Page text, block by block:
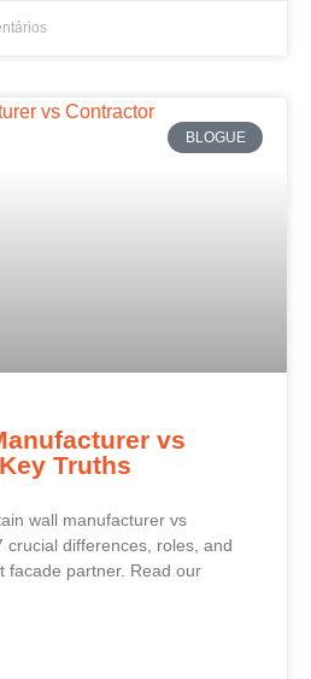
BLOGUE
vs
Truths
wall manufacturer vs
crucial differences, roles, and
facade partner. Read our